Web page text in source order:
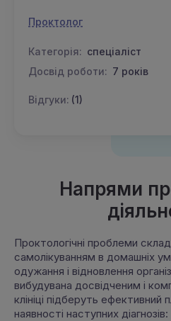
Проктолог
Категорія: спеціаліст
Досвід роботи: 7 років
Відгуки: (1)
Напрями
Проктологічні проблеми
самолікуванням в домашніх
одужання і відновлення
вибудувана досвідченим і
клініці підберуть ефективний
наявності наступних діагнозів: